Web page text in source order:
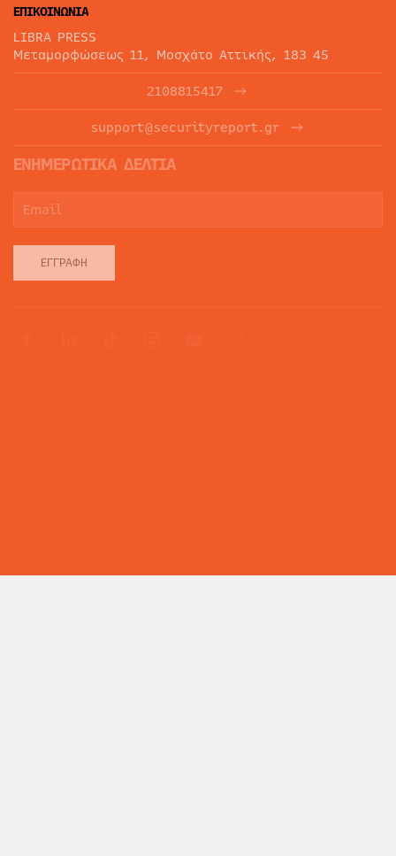
ΕΠΙΚΟΙΝΩΝΙΑ
LIBRA PRESS
Μεταμορφώσεως 11, Μοσχάτο Αττικής, 183 45
2108815417
support@securityreport.gr
ΕΝΗΜΕΡΩΤΙΚΑ ΔΕΛΤΙΑ
ΕΓΓΡΑΦΉ